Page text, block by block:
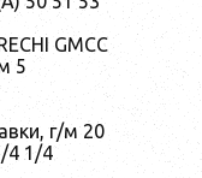
GMCC
5
г/м 20
4 1/4